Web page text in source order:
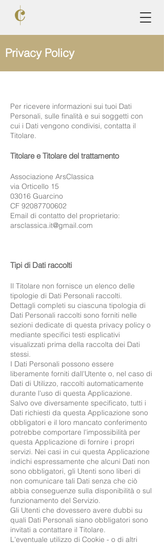
Privacy Policy
Per ricevere informazioni sui tuoi Dati
Personali, sulle finalità e sui soggetti con
cui i Dati vengono condivisi, contatta il
Titolare.
Titolare e Titolare del trattamento
Associazione ArsClassica
via Orticello 15
03016 Guarcino
CF 92087700602
Email di contatto del proprietario:
arsclassica.it@gmail.com
Tipi di Dati raccolti
Il Titolare non fornisce un elenco delle
tipologie di Dati Personali raccolti.
Dettagli completi su ciascuna tipologia di
Dati Personali raccolti sono forniti nelle
sezioni dedicate di questa privacy policy o
mediante specifici testi esplicativi
visualizzati prima della raccolta dei Dati
stessi.
I Dati Personali possono essere
liberamente forniti dall'Utente o, nel caso di
Dati di Utilizzo, raccolti automaticamente
durante l'uso di questa Applicazione.
Salvo ove diversamente specificato, tutti i
Dati richiesti da questa Applicazione sono
obbligatori e il loro mancato conferimento
potrebbe comportare l'impossibilità per
questa Applicazione di fornire i propri
servizi. Nei casi in cui questa Applicazione
indichi espressamente che alcuni Dati non
sono obbligatori, gli Utenti sono liberi di
non comunicare tali Dati senza che ciò
abbia conseguenze sulla disponibilità o sul
funzionamento del Servizio.
Gli Utenti che dovessero avere dubbi su
quali Dati Personali siano obbligatori sono
invitati a contattare il Titolare.
L'eventuale utilizzo di Cookie - o di altri